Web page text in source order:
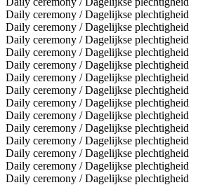
Daily ceremony / Dagelijkse plechtigheid
Daily ceremony / Dagelijkse plechtigheid
Daily ceremony / Dagelijkse plechtigheid
Daily ceremony / Dagelijkse plechtigheid
Daily ceremony / Dagelijkse plechtigheid
Daily ceremony / Dagelijkse plechtigheid
Daily ceremony / Dagelijkse plechtigheid
Daily ceremony / Dagelijkse plechtigheid
Daily ceremony / Dagelijkse plechtigheid
Daily ceremony / Dagelijkse plechtigheid
Daily ceremony / Dagelijkse plechtigheid
Daily ceremony / Dagelijkse plechtigheid
Daily ceremony / Dagelijkse plechtigheid
Daily ceremony / Dagelijkse plechtigheid